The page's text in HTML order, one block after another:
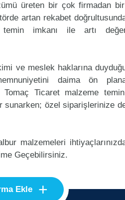
üreten bir çok firmadan
artan rekabet
imkanı ile artı
ve meslek haklarına
daima ön
Tomaç Ticaret malzeme
sunarken; özel siparişlerinize
malzemeleri
Geçebilirsiniz.
Ekle +